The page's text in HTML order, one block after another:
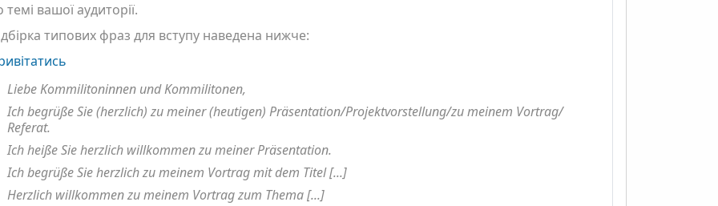
темі вашої аудиторії.
типових фраз для вступу наведена нижче:
Liebe Kommilitoninnen und Kommilitonen,
Ich begrüße Sie (herzlich) zu meiner (heutigen) Präsentation/Projektvorstellung/zu meinem Vortrag/
Referat.
Ich heiße Sie herzlich willkommen zu meiner Präsentation.
Ich begrüße Sie herzlich zu meinem Vortrag mit dem Titel [...]
Herzlich willkommen zu meinem Vortrag zum Thema [...]